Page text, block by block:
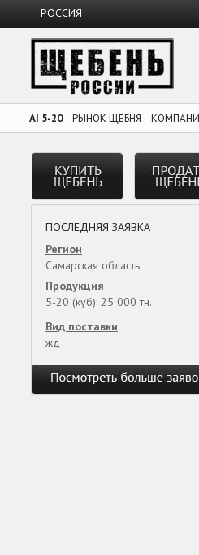
РОССИЯ
AI 5-20 РЫНОК ЩЕБНЯ
ПОСЛЕДНЯЯ ЗАЯВКА
Регион
Самарская область
Продукция
5-20 (куб): 25 000 тн.
Вид поставки
жд